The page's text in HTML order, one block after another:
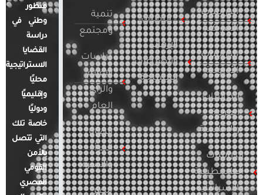
الدراسات
الأمريكية
الدراسات
الأوروبية
الدراسات
العربية
والإقليمية
الدراسات
الفلسطينية
والإسرائيلية
التطرف
الإرهاب
والصراعات
المسلحة
تنمية
ومجتمع
دراسات
الإعلام
والرأي
العام
قضايا
المرأة
والأسرة
مصر
منظور
وطني في
دراسة
القضايا
الاستراتيجية
محليًا
وإقليميًا
ودوليًا
خاصة تلك
التي تتصل
بالأمن
القومي
المصري